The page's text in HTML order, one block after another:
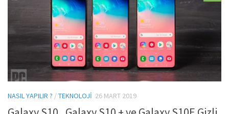
NASIL YAPILIR ? /TEKNOLOJI 26 MART 2019